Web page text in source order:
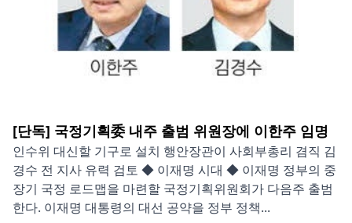
[단독] 국정기획委 내주 출범 위원장에 이한주 임명
인수위 대신할 기구로 설치 행안장관이 사회부총리 겸직 김
경수 전 지사 유력 검토 ◆ 이재명 시대 ◆ 이재명 정부의 중
장기 국정 로드맵을 마련할 국정기획위원회가 다음주 출범
한다. 이재명 대통령의 대선 공약을 정부 정책...